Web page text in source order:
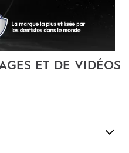
ET DE VIDÉOS